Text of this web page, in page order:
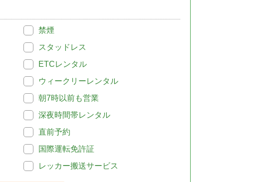
禁煙
スタッドレス
ETCレンタル
ウィークリーレンタル
朝7時以前も営業
深夜時間帯レンタル
直前予約
国際運転免許証
レッカー搬送サービス